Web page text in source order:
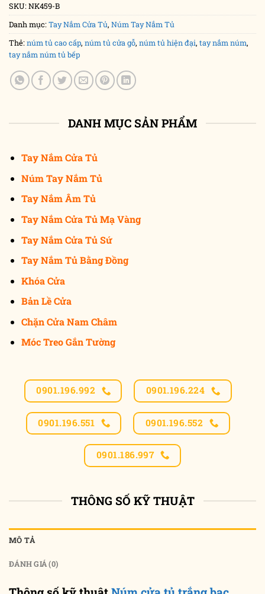
SKU:NK459-B
Danh mục:Tay Nắm Cửa Tủ, Núm Tay Nắm Tủ
Thẻ:núm tủ cao cấp, núm tủ cửa gỗ, núm tủ hiện đại, tay nắm núm,
tay nắm núm tủ bếp
DANH MỤC SẢN PHẨM
Tay Nắm Cửa Tủ
Núm Tay Nắm Tủ
Tay Nắm Âm Tủ
Tay Nắm Cửa Tủ Mạ Vàng
Tay Nắm Cửa Tủ Sứ
Tay Nắm Tủ Bằng Đồng
Khóa Cửa
Bản Lề Cửa
Chặn Cửa Nam Châm
Móc Treo Gắn Tường
0901.196.992 0901.196.224
0901.196.551 0901.196.552
0901.186.997
THÔNG SỐ KỸ THUẬT
MÔ TẢ
ĐÁNH GIÁ (0)